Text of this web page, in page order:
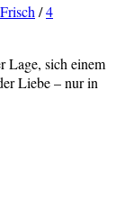
/4
Lage, sich einem
Liebe – nur in